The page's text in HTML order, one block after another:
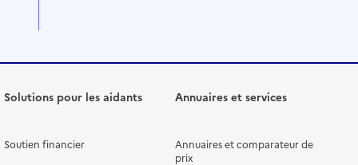
Solutions pour les aidants
Soutien financier
Annuaires et services
Annuaires et comparateur de
prix